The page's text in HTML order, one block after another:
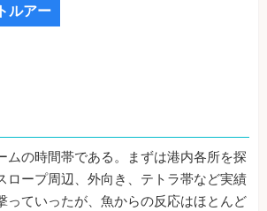
ルアー
ムの時間帯である。まずは港内各所を探
ロープ周辺、外向き、テトラ帯など実績
っていったが、魚からの反応はほとんど